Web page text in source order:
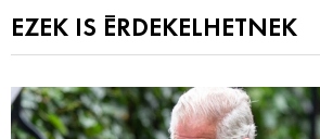
EZEK IS ÉRDEKELHETNEK